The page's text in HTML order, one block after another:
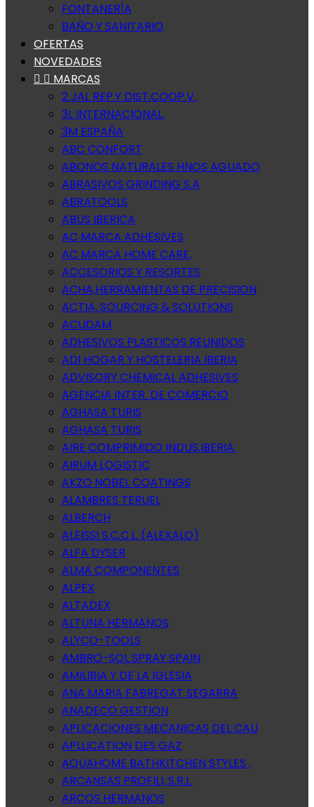
FONTANERÍA
BAÑO Y SANITARIO
OFERTAS
NOVEDADES
  MARCAS
2 JAL REP.Y DIST.COOP.V.
3L INTERNACIONAL.
3M ESPAÑA
ABC CONFORT
ABONOS NATURALES HNOS AGUADO
ABRASIVOS GRINDING S.A
ABRATOOLS
ABUS IBERICA
AC MARCA ADHESIVES
AC MARCA HOME CARE,
ACCESORIOS Y RESORTES
ACHA,HERRAMIENTAS DE PRECISION
ACTIA, SOURCING & SOLUTIONS
ACUDAM
ADHESIVOS PLASTICOS REUNIDOS
ADI HOGAR Y HOSTELERIA IBERIA
ADVISORY CHEMICAL ADHESIVES
AGENCIA INTER. DE COMERCIO
AGHASA TURIS
AGHASA TURIS
AIRE COMPRIMIDO INDUS.IBERIA.
AIRUM LOGISTIC
AKZO NOBEL COATINGS
ALAMBRES TERUEL
ALBERCH
ALEISSI S.C.C.L. (ALEXALO)
ALFA DYSER
ALMA COMPONENTES
ALPEX
ALTADEX
ALTUNA HERMANOS
ALYCO-TOOLS
AMBRO-SOL SPRAY SPAIN
AMILIBIA Y DE LA IGLESIA
ANA MARIA FABREGAT SEGARRA
ANADECO GESTION
APLICACIONES MECANICAS DEL CAU
APLLICATION DES GAZ
AQUAHOME BATHKITCHEN STYLES ,
ARCANSAS PROFILI, S.R.L.
ARCOS HERMANOS